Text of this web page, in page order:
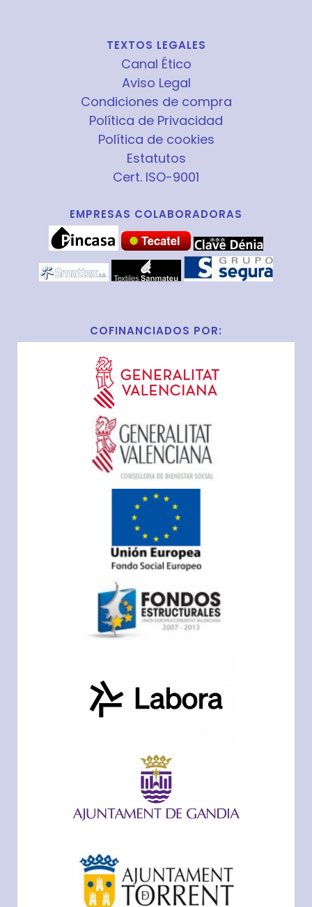
TEXTOS LEGALES
Canal Ético
Aviso Legal
Condiciones de compra
Política de Privacidad
Política de cookies
Estatutos
Cert. ISO-9001
EMPRESAS COLABORADORAS
COFINANCIADOS POR: